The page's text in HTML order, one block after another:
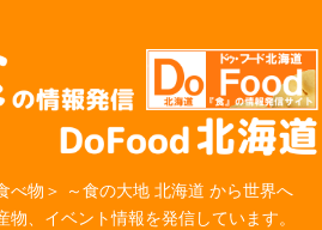
べ物＞ ～食の大地 北海道 から世界へ
、イベント情報を発信しています。